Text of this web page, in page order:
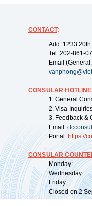
CONTACT:
Add: 1233
Tel: 202-861-
Email
CONSULAR
1. General
2. Visa
3. Feedback &
Email:
Portal: https://
CONSULAR
Monday:
Wednesday:
Friday:
Closed on 2